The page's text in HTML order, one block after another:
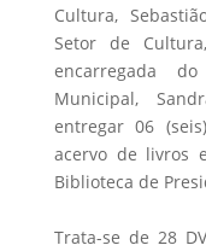
Cultura,
Setor de
encarregada
Municipal,
entregar 06
acervo de livros
Biblioteca de
Trata-se de 28